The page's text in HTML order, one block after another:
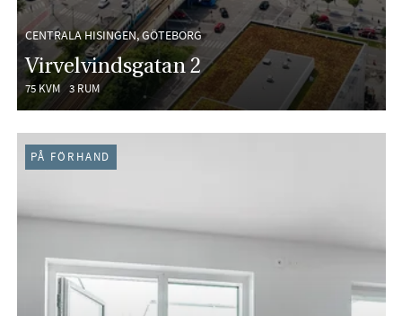
CENTRALA HISINGEN, GÖTEBORG
Virvelvindsgatan 2
75 KVM 3 RUM
PÅ FÖRHAND